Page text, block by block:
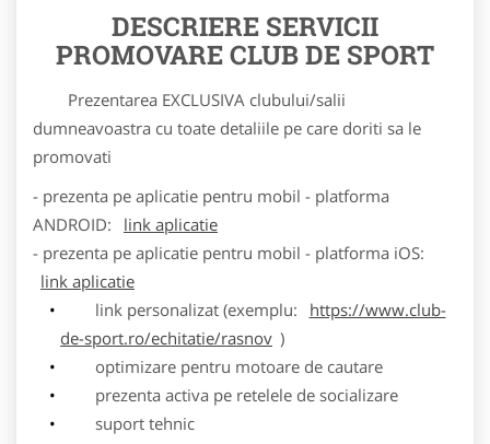
DESCRIERE SERVICII
PROMOVARE CLUB DE SPORT
Prezentarea EXCLUSIVA clubului/salii
dumneavoastra cu toate detaliile pe care doriti sa le
promovati
- prezenta pe aplicatie pentru mobil - platforma
ANDROID:
link aplicatie
- prezenta pe aplicatie pentru mobil - platforma iOS:
link aplicatie
link personalizat (exemplu:
https://www.club-
de-sport.ro/echitatie/rasnov )
optimizare pentru motoare de cautare
prezenta activa pe retelele de socializare
suport tehnic